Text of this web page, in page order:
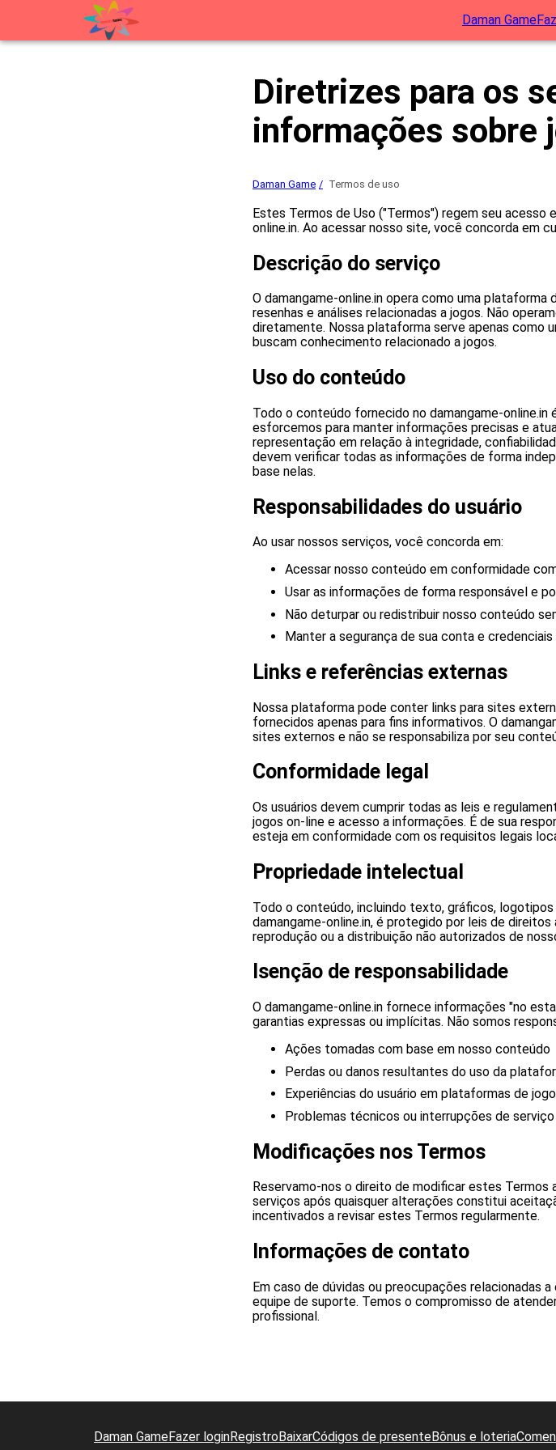
Daman Game
Diretrizes para os
informações sobre
Daman Game Termos de uso
Estes Termos de Uso ("Termos") regem seu acesso
online.in. Ao acessar nosso site, você concorda em
Descrição do serviço
O damangame-online.in opera como uma
resenhas e análises relacionadas a jogos. Não
diretamente. Nossa plataforma serve apenas como
buscam conhecimento relacionado a jogos.
Uso do conteúdo
Todo o conteúdo fornecido no damangame-online.in
esforcemos para manter informações precisas e
representação em relação à integridade,
devem verificar todas as informações de forma
base nelas.
Responsabilidades do usuário
Ao usar nossos serviços, você concorda em:
Acessar nosso conteúdo em conformidade
Usar as informações de forma responsável e
Não deturpar ou redistribuir nosso conteúdo
Manter a segurança de sua conta e
Links e referências externas
Nossa plataforma pode conter links para sites
fornecidos apenas para fins informativos. O
sites externos e não se responsabiliza por seu
Conformidade legal
Os usuários devem cumprir todas as leis e
jogos on-line e acesso a informações. É de sua
esteja em conformidade com os requisitos legais
Propriedade intelectual
Todo o conteúdo, incluindo texto, gráficos,
damangame-online.in, é protegido por leis de
reprodução ou a distribuição não autorizados de
Isenção de responsabilidade
O damangame-online.in fornece informações "no
garantias expressas ou implícitas. Não somos
Ações tomadas com base em nosso conteúdo
Perdas ou danos resultantes do uso da
Experiências do usuário em plataformas de
Problemas técnicos ou interrupções de serviço
Modificações nos Termos
Reservamo-nos o direito de modificar estes Termos
serviços após quaisquer alterações constitui
incentivados a revisar estes Termos regularmente.
Informações de contato
Em caso de dúvidas ou preocupações relacionadas
equipe de suporte. Temos o compromisso de
profissional.
Daman GameFazer loginRegistroBaixarCódigos de presenteBônus e loteria